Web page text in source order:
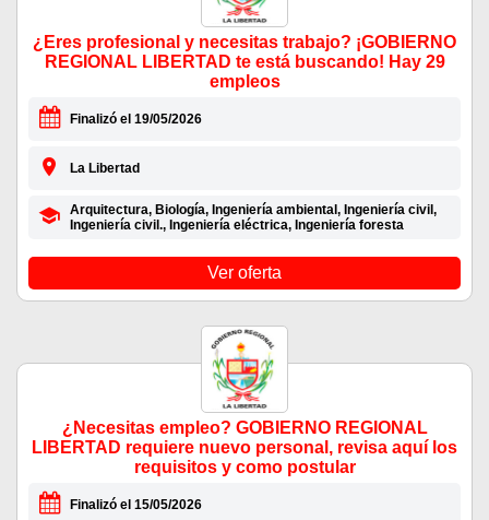
¿Eres profesional y necesitas trabajo? ¡GOBIERNO
REGIONAL LIBERTAD te está buscando! Hay 29
empleos
Finalizó el 19/05/2026
La Libertad
Arquitectura, Biología, Ingeniería ambiental, Ingeniería civil,
Ingeniería civil., Ingeniería eléctrica, Ingeniería foresta
Ver oferta
¿Necesitas empleo? GOBIERNO REGIONAL
LIBERTAD requiere nuevo personal, revisa aquí los
requisitos y como postular
Finalizó el 15/05/2026